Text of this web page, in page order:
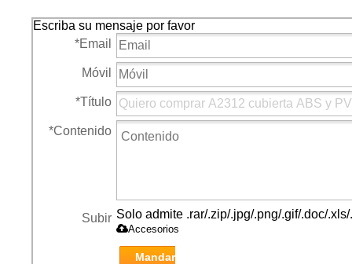
de aire
Escriba su mensaje por favor
*Email
Móvil
*Título
*Contenido
Subir Solo admite .rar/.zip/.jpg/.png/.gif/.doc/
Accesorios
Mandar